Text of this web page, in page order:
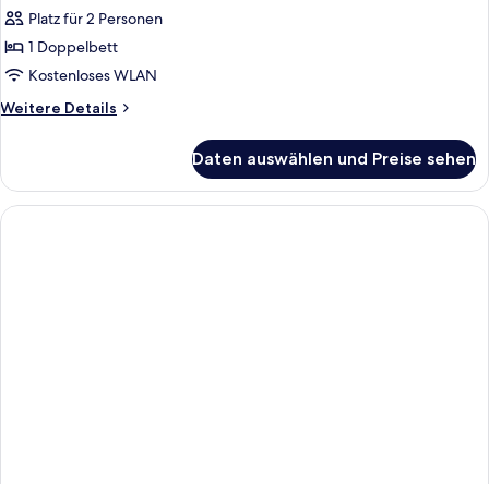
Platz für 2 Personen
1 Doppelbett
Kostenloses WLAN
Weitere Details
Weitere
Double
Room
Daten auswählen und Preise sehen